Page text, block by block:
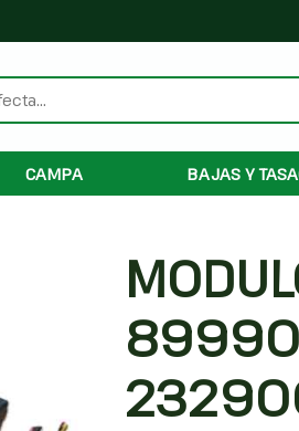
CAMPA BAJAS Y